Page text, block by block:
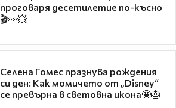
проговаря десетилетие по-късно
🎬👀💥
Селена Гомес празнува рождения
си ден: Как момичето от „Disney“
се превърна в световна икона🤩🎂